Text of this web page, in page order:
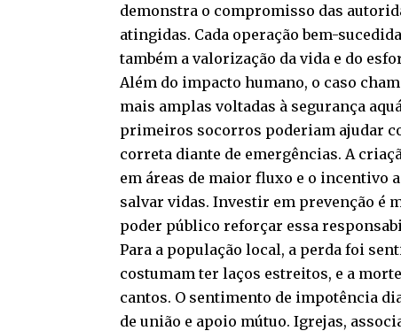
demonstra o compromisso das
atingidas. Cada operação bem-
também a valorização da vida e do
Além do impacto humano, o caso
mais amplas voltadas à segurança
primeiros socorros poderiam ajudar
correta diante de emergências. A
em áreas de maior fluxo e o incentivo
salvar vidas. Investir em prevenção é
poder público reforçar essa
Para a população local, a perda foi
costumam ter laços estreitos, e a
cantos. O sentimento de impotência
de união e apoio mútuo. Igrejas,